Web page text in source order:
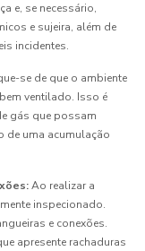
e, se necessário,
e sujeira, além de
incidentes.
se de que o ambiente
ventilado. Isso é
gás que possam
de uma acumulação
Ao realizar a
inspecionado.
e conexões.
apresente rachaduras